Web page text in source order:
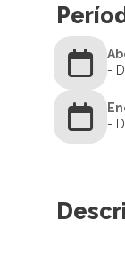
-
-